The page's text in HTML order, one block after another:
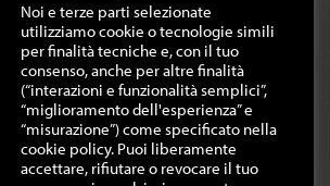
Noi e terze parti selezionate
utilizziamo cookie o tecnologie simili
per finalità tecniche e, con il tuo
consenso, anche per altre finalità
(“interazioni e funzionalità semplici”,
“miglioramento dell'esperienza” e
“misurazione”) come specificato nella
cookie policy. Puoi liberamente
accettare, rifiutare o revocare il tuo